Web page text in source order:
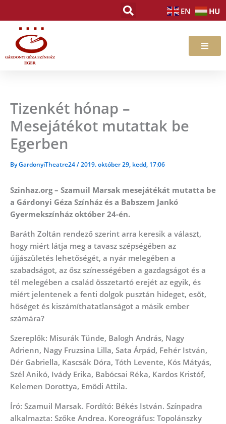
content
EN HU
Tizenkét hónap –
Mesejátékot mutattak be
Egerben
ByGardonyiTheatre24/2019. október 29, kedd, 17:06
Szinhaz.org – Szamuil Marsak mesejátékát mutatta be
a Gárdonyi Géza Színház és a Babszem Jankó
Gyermekszínház október 24-én.
Baráth Zoltán rendező szerint arra keresik a választ,
hogy miért látja meg a tavasz szépségében az
újjászületés lehetőségét, a nyár melegében a
szabadságot, az ősz színességében a gazdagságot és a
tél melegében a család összetartó erejét az egyik, és
miért jelentenek a fenti dolgok pusztán hideget, esőt,
hőséget és kiszámíthatatlanságot a másik ember
számára?
Szereplők: Misurák Tünde, Balogh András, Nagy
Adrienn, Nagy Fruzsina Lilla, Sata Árpád, Fehér István,
Dér Gabriella, Kascsák Dóra, Tóth Levente, Kós Mátyás,
Szél Anikó, Ivády Erika, Babócsai Réka, Kardos Kristóf,
Kelemen Dorottya, Emődi Attila.
Író: Szamuil Marsak. Fordító: Békés István. Színpadra
alkalmazta: Szőke Andrea. Koreográfus: Topolánszky